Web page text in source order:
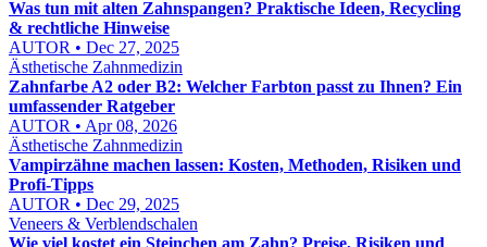
Was tun mit alten Zahnspangen? Praktische Ideen, Recycling
& rechtliche Hinweise
AUTOR • Dec 27, 2025
Ästhetische Zahnmedizin
Zahnfarbe A2 oder B2: Welcher Farbton passt zu Ihnen? Ein
umfassender Ratgeber
AUTOR • Apr 08, 2026
Ästhetische Zahnmedizin
Vampirzähne machen lassen: Kosten, Methoden, Risiken und
Profi-Tipps
AUTOR • Dec 29, 2025
Veneers & Verblendschalen
Wie viel kostet ein Steinchen am Zahn? Preise, Risiken und